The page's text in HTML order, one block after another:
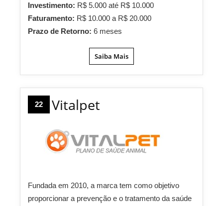
Investimento: R$ 5.000 até R$ 10.000
Faturamento: R$ 10.000 a R$ 20.000
Prazo de Retorno: 6 meses
Saiba Mais
22 Vitalpet
Fundada em 2010, a marca tem como objetivo
proporcionar a prevenção e o tratamento da saúde